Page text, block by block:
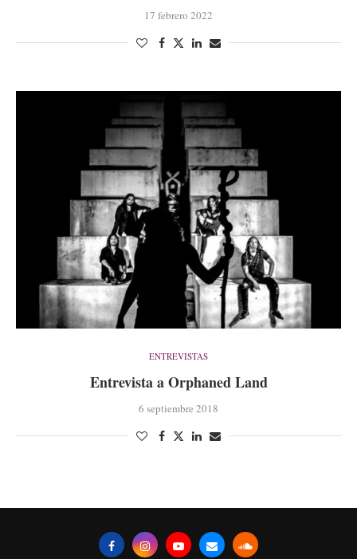
17 febrero 2022
ENTREVISTAS
Entrevista a Orphaned Land
6 septiembre 2018